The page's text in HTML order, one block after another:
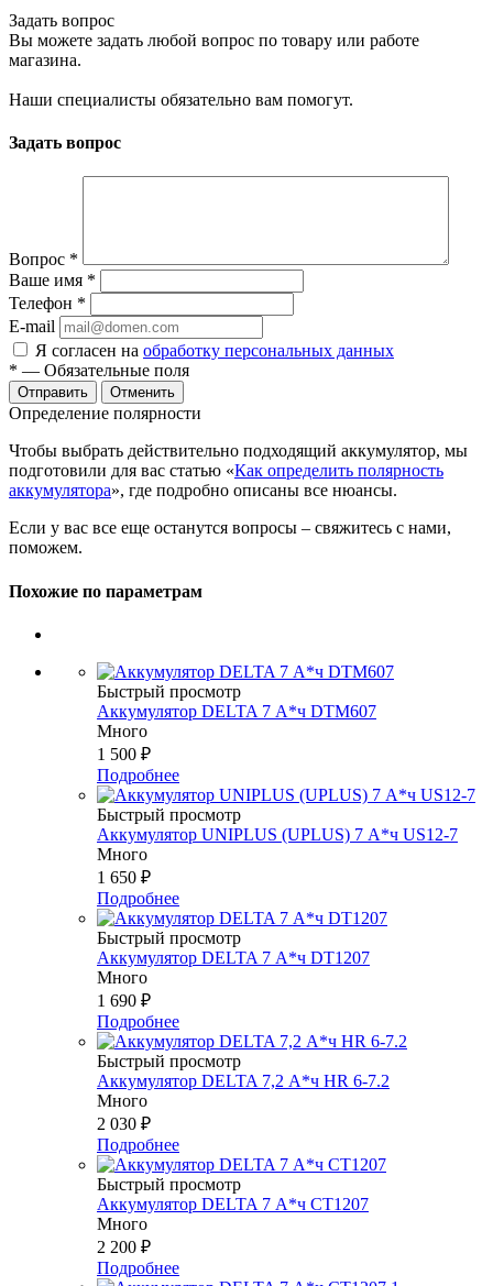
Задать вопрос
Вы можете задать любой вопрос по товару или работе
магазина.
Наши специалисты обязательно вам помогут.
Задать вопрос
Вопрос *
Ваше имя *
Телефон *
E-mail
Я согласен на обработку персональных данных
* — Обязательные поля
Отменить
Определение полярности
Чтобы выбрать действительно подходящий аккумулятор, мы
подготовили для вас статью «Как определить полярность
аккумулятора», где подробно описаны все нюансы.
Если у вас все еще останутся вопросы – свяжитесь с нами,
поможем.
Похожие по параметрам
Быстрый просмотр
Аккумулятор DELTA 7 А*ч DTM607
Много
1 500 ₽
Подробнее
Быстрый просмотр
Аккумулятор UNIPLUS (UPLUS) 7 А*ч US12-7
Много
1 650 ₽
Подробнее
Быстрый просмотр
Аккумулятор DELTA 7 А*ч DT1207
Много
1 690 ₽
Подробнее
Быстрый просмотр
Аккумулятор DELTA 7,2 А*ч HR 6-7.2
Много
2 030 ₽
Подробнее
Быстрый просмотр
Аккумулятор DELTA 7 А*ч СТ1207
Много
2 200 ₽
Подробнее